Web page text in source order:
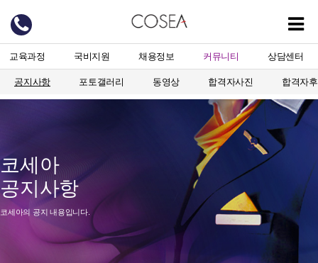
교육과정 국비지원 채용정보 커뮤니티 상담센터
공지사항 포토갤러리 동영상 합격자사진 합격자
코세아
공지사항
코세아의 공지 내용입니다.